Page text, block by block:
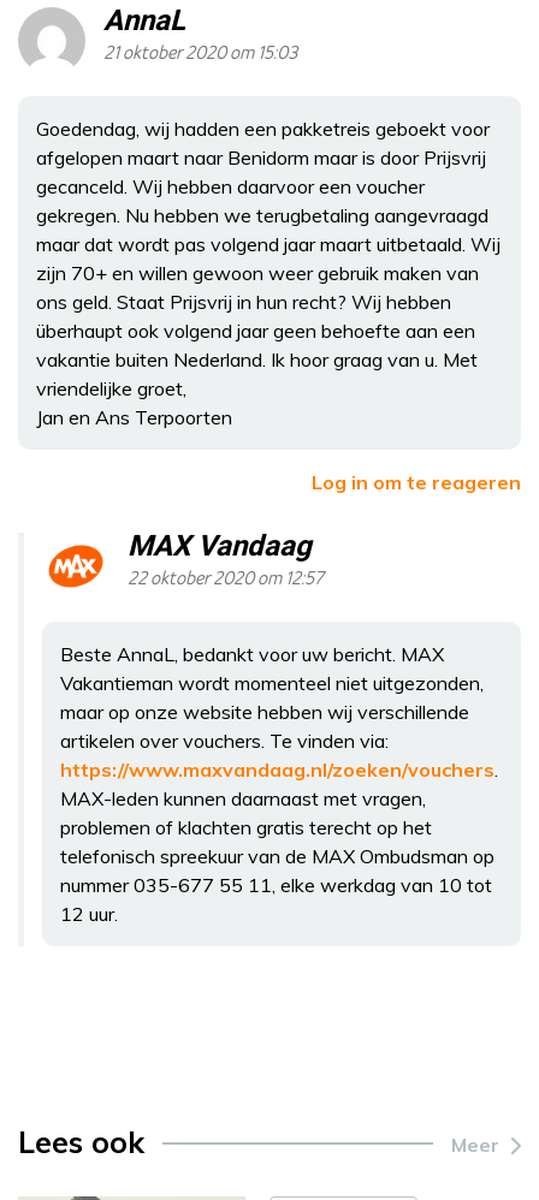
AnnaL
21 oktober 2020 om 15:03
Goedendag, wij hadden een pakketreis geboekt voor
afgelopen maart naar Benidorm maar is door Prijsvrij
gecanceld. Wij hebben daarvoor een voucher
gekregen. Nu hebben we terugbetaling aangevraagd
maar dat wordt pas volgend jaar maart uitbetaald. Wij
zijn 70+ en willen gewoon weer gebruik maken van
ons geld. Staat Prijsvrij in hun recht? Wij hebben
überhaupt ook volgend jaar geen behoefte aan een
vakantie buiten Nederland. Ik hoor graag van u. Met
vriendelijke groet,
Jan en Ans Terpoorten
Log in om te reageren
MAX Vandaag
22 oktober 2020 om 12:57
Beste AnnaL, bedankt voor uw bericht. MAX
Vakantieman wordt momenteel niet uitgezonden,
maar op onze website hebben wij verschillende
artikelen over vouchers. Te vinden via:
https://www.maxvandaag.nl/zoeken/vouchers
MAX-leden kunnen daarnaast met vragen,
problemen of klachten gratis terecht op het
telefonisch spreekuur van de MAX Ombudsman op
nummer 035-677 55 11, elke werkdag van 10 tot
12 uur.
Lees ook Meer